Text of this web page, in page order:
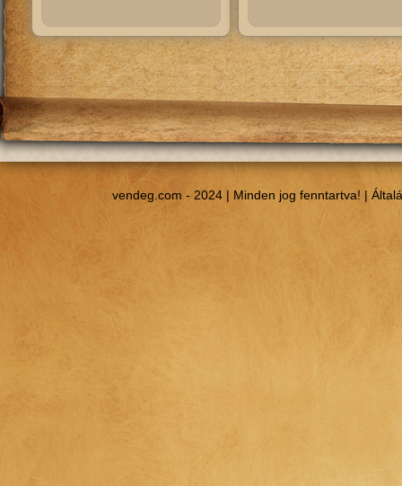
vendeg.com - 2024 | Minden jog fenntartva! |